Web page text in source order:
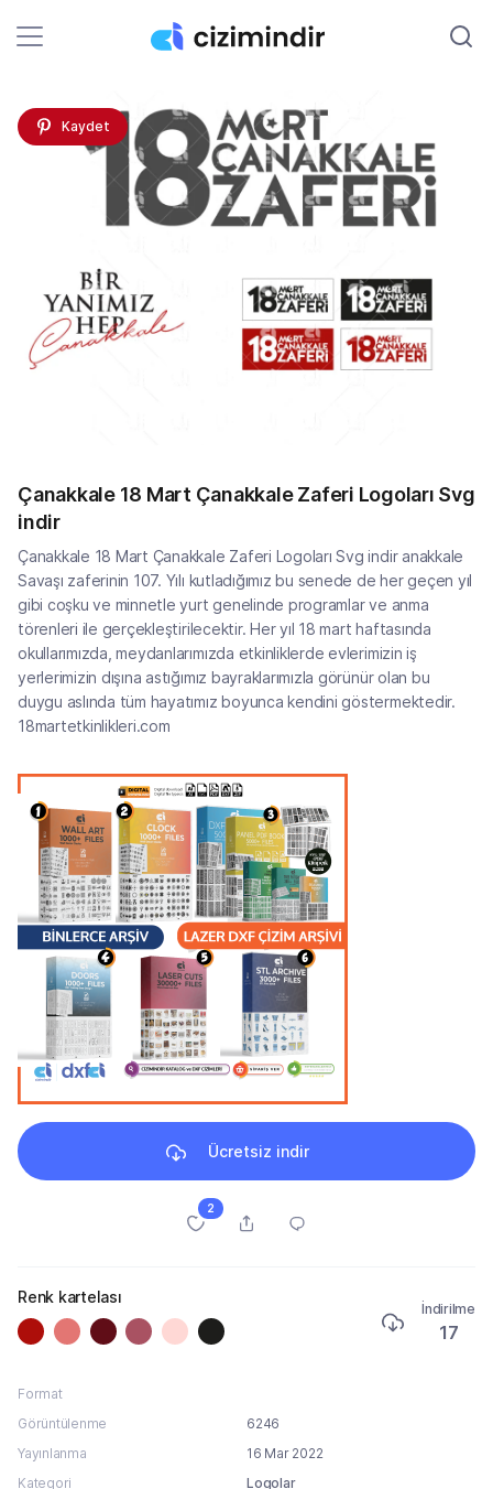
Kaydet
Çanakkale 18 Mart Çanakkale Zaferi Logoları Svg
indir
Çanakkale 18 Mart Çanakkale Zaferi Logoları Svg indir anakkale
Savaşı zaferinin 107. Yılı kutladığımız bu senede de her geçen yıl
gibi coşku ve minnetle yurt genelinde programlar ve anma
törenleri ile gerçekleştirilecektir. Her yıl 18 mart haftasında
okullarımızda, meydanlarımızda etkinliklerde evlerimizin iş
yerlerimizin dışına astığımız bayraklarımızla görünür olan bu
duygu aslında tüm hayatımız boyunca kendini göstermektedir.
18martetkinlikleri.com
Ücretsiz indir
2
Renk kartelası
İndirilme
17
Format
Görüntülenme
6246
Yayınlanma
16 Mar 2022
Kategori
Logolar